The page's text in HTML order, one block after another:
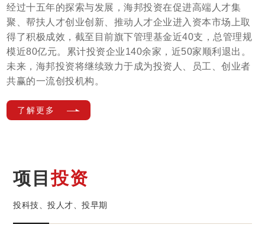
经过十五年的探索与发展，海邦投资在促进高端人才集
聚、帮扶人才创业创新、推动人才企业进入资本市场上取
得了积极成效，截至目前旗下管理基金近40支，总管理规
模近80亿元。累计投资企业140余家，近50家顺利退出。
未来，海邦投资将继续致力于成为投资人、员工、创业者
共赢的一流创投机构。
了解更 多
项目投资
投科技、投人才、投早期